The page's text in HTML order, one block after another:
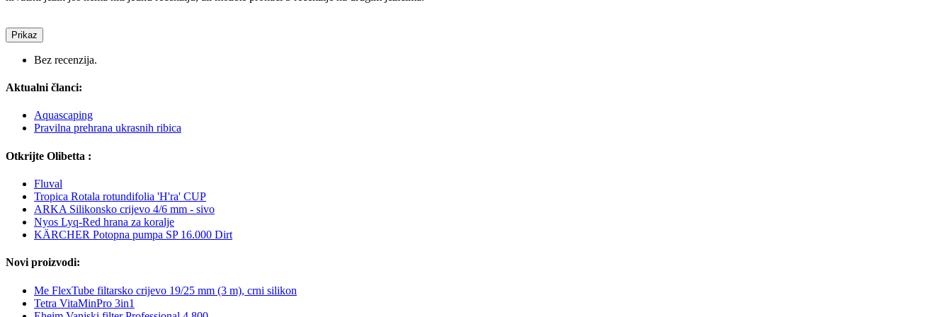
Prikaz
Bez recenzija.
Aktualni članci:
Aquascaping
Pravilna prehrana ukrasnih ribica
Otkrijte Olibetta :
Fluval
Tropica Rotala rotundifolia 'H'ra' CUP
ARKA Silikonsko crijevo 4/6 mm - sivo
Nyos Lyq-Red hrana za koralje
KÄRCHER Potopna pumpa SP 16.000 Dirt
Novi proizvodi:
Me FlexTube filtarsko crijevo 19/25 mm (3 m), crni silikon
Tetra VitaMinPro 3in1